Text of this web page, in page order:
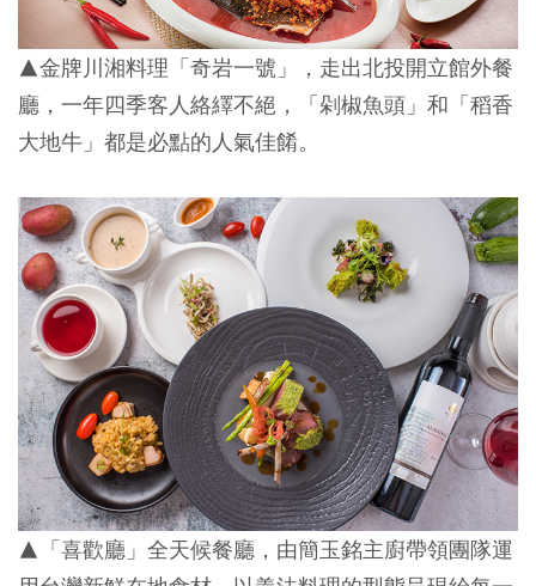
▲金牌川湘料理「奇岩一號」，走出北投開立館外餐
廳，一年四季客人絡繹不絕，「剁椒魚頭」和「稻香
大地牛」都是必點的人氣佳餚。
▲ 「喜歡廳」全天候餐廳，由簡玉銘主廚帶領團隊運